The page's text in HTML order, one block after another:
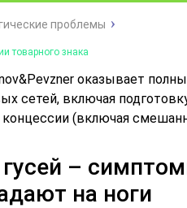
проблемы
товарного знака
оказывает
сетей, включая
(включая
–
на ноги